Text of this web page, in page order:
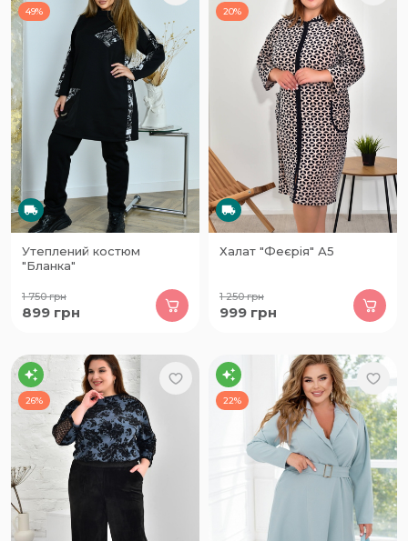
49%
Утеплений костюм
"Бланка"
1 750грн
899 грн
20%
Халат "Феєрія" А5
1 250грн
999 грн
26% 22%